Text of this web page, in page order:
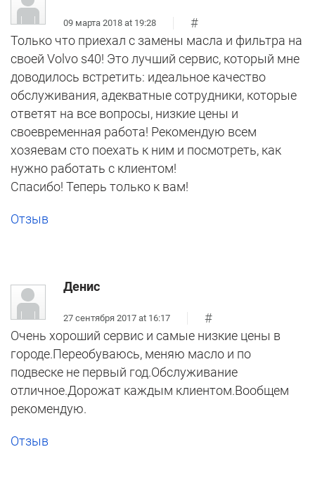
09 марта 2018 at 19:28
#
Только что приехал с замены масла и фильтра на
своей Volvo s40! Это лучший сервис, который мне
доводилось встретить: идеальное качество
обслуживания, адекватные сотрудники, которые
ответят на все вопросы, низкие цены и
своевременная работа! Рекомендую всем
хозяевам сто поехать к ним и посмотреть, как
нужно работать с клиентом!
Спасибо! Теперь только к вам!
Отзыв
Денис
27 сентября 2017 at 16:17
#
Очень хороший сервис и самые низкие цены в
городе.Переобуваюсь, меняю масло и по
подвеске не первый год.Обслуживание
отличное.Дорожат каждым клиентом.Вообщем
рекомендую.
Отзыв